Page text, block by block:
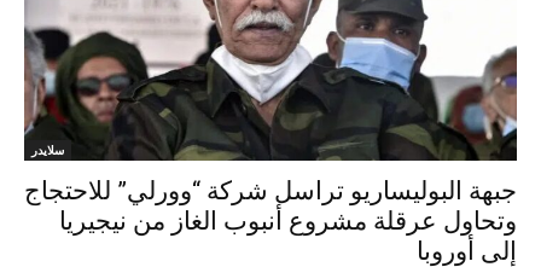
سلايدر
جبهة البوليساريو تراسل شركة “وورلي” للاحتجاج
وتحاول عرقلة مشروع أنبوب الغاز من نيجيريا
إلى أوروبا